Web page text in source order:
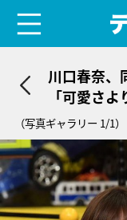
川口春奈、
「可愛さ
（写真ギャラリー 1/1）